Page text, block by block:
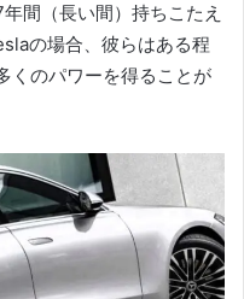
間（長い間）持ちこたえ
の場合、彼らはある程
くのパワーを得ることが